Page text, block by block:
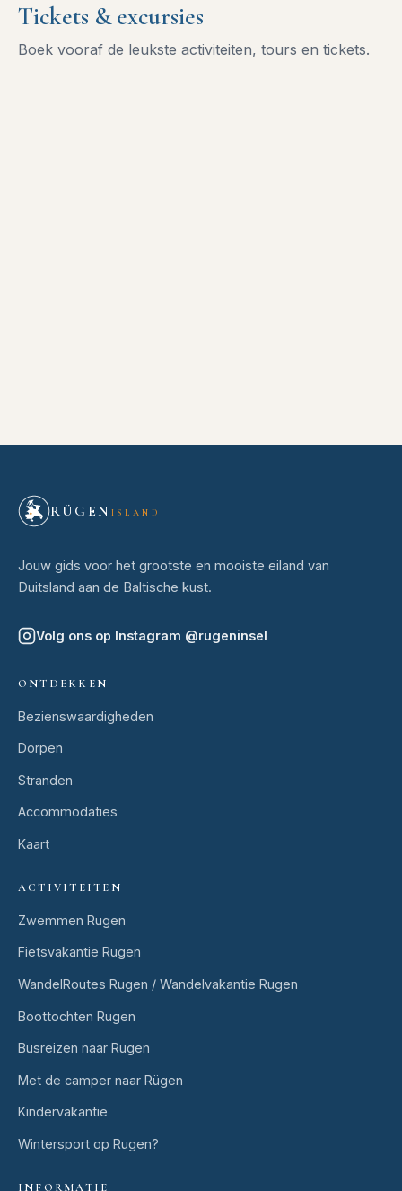
Tickets & excursies
Boek vooraf de leukste activiteiten, tours en tickets.
RÜGEN ISLAND
Jouw gids voor het grootste en mooiste eiland van
Duitsland aan de Baltische kust.
Volg ons op Instagram @rugeninsel
ONTDEKKEN
Bezienswaardigheden
Dorpen
Stranden
Accommodaties
Kaart
ACTIVITEITEN
Zwemmen Rugen
Fietsvakantie Rugen
WandelRoutes Rugen / Wandelvakantie Rugen
Boottochten Rugen
Busreizen naar Rugen
Met de camper naar Rügen
Kindervakantie
Wintersport op Rugen?
INFORMATIE